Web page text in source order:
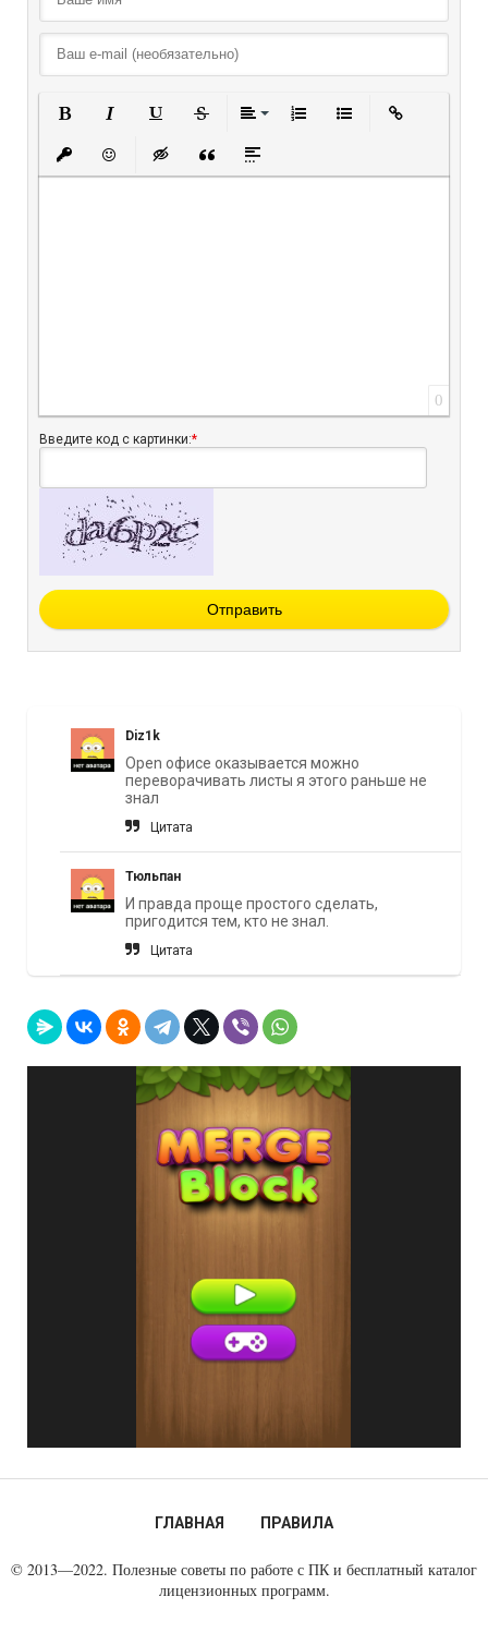
Вставить защищенную ссылку
Вставить смайлик
Вставка скрытого текста
Вставка цитаты
Вставка спойлера
0
Введите код с картинки:*
Отправить
Diz1k
Open офисе оказывается можно
переворачивать листы я этого раньше не
знал
Цитата
Тюльпан
И правда проще простого сделать,
пригодится тем, кто не знал.
Цитата
ГЛАВНАЯ ПРАВИЛА
© 2013—2022. Полезные советы по работе с ПК и бесплатный каталог
лицензионных программ.